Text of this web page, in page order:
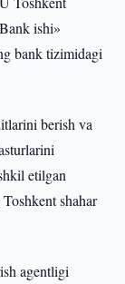
ishi»
bank tizimidagi
berish va
etilgan
shahar
agentligi